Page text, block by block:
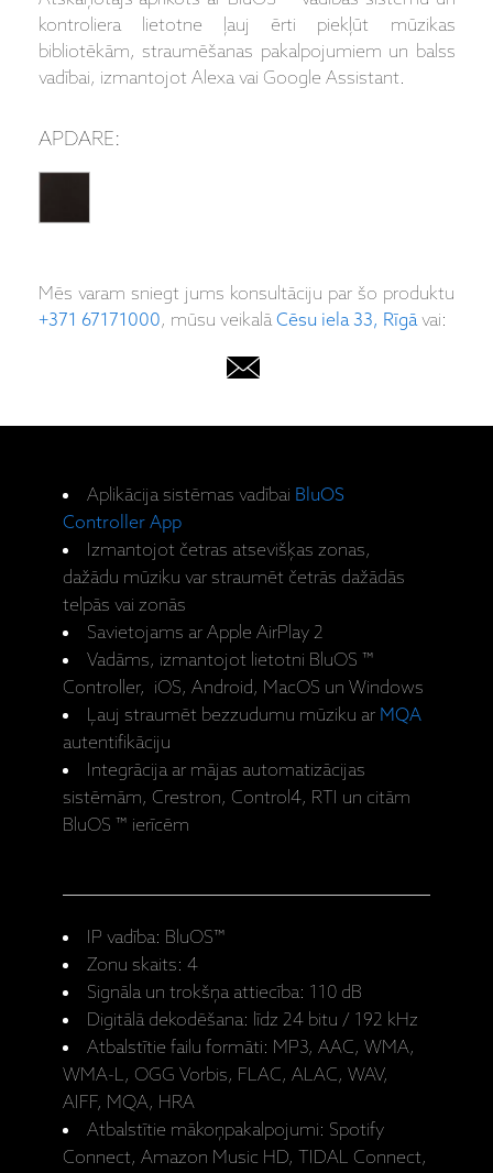
kontroliera lietotne ļauj ērti piekļūt mūzikas
bibliotēkām, straumēšanas pakalpojumiem un balss
vadībai, izmantojot Alexa vai Google Assistant.
APDARE:
Mēs varam sniegt jums konsultāciju par šo produktu
+371 67171000, mūsu veikalāCēsu iela 33, Rīgāvai:
Aplikācija sistēmas vadībai BluOS
Controller App
Izmantojot četras atsevišķas zonas,
dažādu mūziku var straumēt četrās dažādās
telpās vai zonās
Savietojams ar Apple AirPlay 2
Vadāms, izmantojot lietotni BluOS ™
Controller, iOS, Android, MacOS un Windows
Ļauj straumēt bezzudumu mūziku ar MQA
autentifikāciju
Integrācija ar mājas automatizācijas
sistēmām, Crestron, Control4, RTI un citām
BluOS ™ ierīcēm
IP vadība: BluOS™
Zonu skaits: 4
Signāla un trokšņa attiecība: 110 dB
Digitālā dekodēšana: līdz 24 bitu / 192 kHz
Atbalstītie failu formāti: MP3, AAC, WMA,
WMA-L, OGG Vorbis, FLAC, ALAC, WAV,
AIFF, MQA, HRA
Atbalstītie mākoņpakalpojumi: Spotify
Connect, Amazon Music HD, TIDAL Connect,